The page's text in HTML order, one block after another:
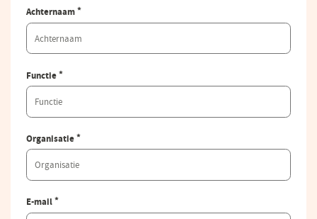
Achternaam*
Functie*
Organisatie*
E-mail*